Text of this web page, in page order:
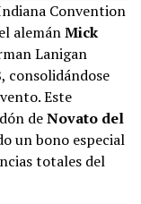
Convention
alemánMick
Lanigan
consolidándose
Este
deNovato del
un bono especial
totales del